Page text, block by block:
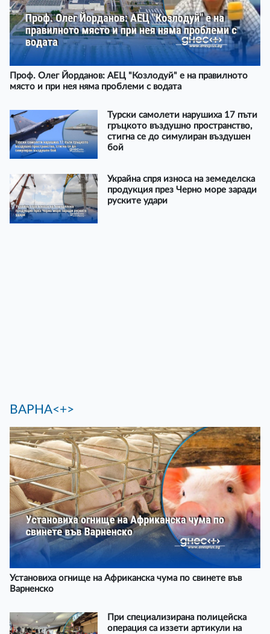
Проф. Олег Йорданов: АЕЦ "Козлодуй" е на правилното
място и при нея няма проблеми с водата
Турски самолети нарушиха 17 пъти
гръцкото въздушно пространство,
стигна се до симулиран въздушен
бой
Украйна спря износа на земеделска
продукция през Черно море заради
руските удари
ВАРНА<+>
Установиха огнище на Африканска чума по свинете във
Варненско
При специализирана полицейска
операция са иззети артикули на